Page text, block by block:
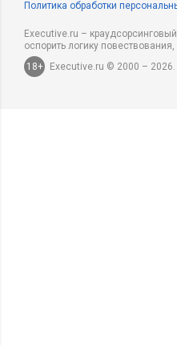
Политика обработки
Executive.ru –
оспорить логику
18+
Executive.ru © 2000 – 2026.